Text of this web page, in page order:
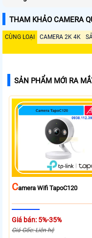
THAM KHẢO CAMERA
CÙNG LOẠI CAMERA 2K 4K
SẢN PHẨM MỚI RA
CAmera Wifi TapoC120
Giá bán: 5%-35%
Giá Gốc: Liên hệ